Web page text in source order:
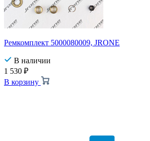
Ремкомплект 5000080009, JRONE
В наличии
1 530 ₽
В корзину